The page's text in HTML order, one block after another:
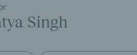
Singh